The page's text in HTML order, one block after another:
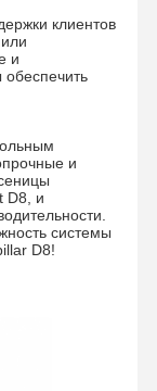
клиентов
и
и
D8, и
системы
D8!